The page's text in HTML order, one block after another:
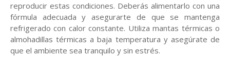
reproducir estas condiciones. Deberás alimentarlo con una
fórmula adecuada y asegurarte de que se mantenga
refrigerado con calor constante. Utiliza mantas térmicas o
almohadillas térmicas a baja temperatura y asegúrate de
que el ambiente sea tranquilo y sin estrés.